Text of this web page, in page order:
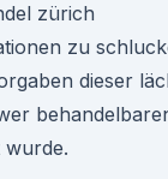
zürich
zu
dieser